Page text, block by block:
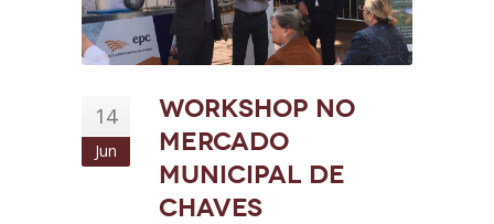
14
Jun
Workshop no
Mercado
Municipal de
Chaves